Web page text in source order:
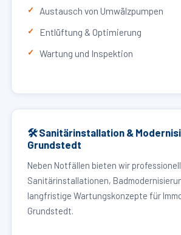
Austausch von Umwälzpumpen
Entlüftung & Optimierung
Wartung und Inspektion
🛠 Sanitärinstallation &
Grundstedt
Neben Notfällen bieten wir
Sanitärinstallationen,
langfristige Wartungskonzepte für
Grundstedt.